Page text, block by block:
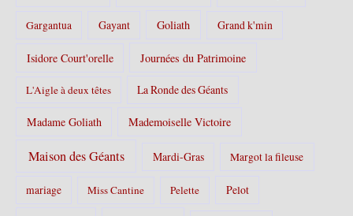
Gargantua Gayant Goliath Grand k'min
Isidore Court'orelle Journées du Patrimoine
L'Aigle à deux têtes La Ronde des Géants
Madame Goliath Mademoiselle Victoire
Maison des Géants Mardi-Gras Margot la fileuse
mariage Miss Cantine Pelette Pelot